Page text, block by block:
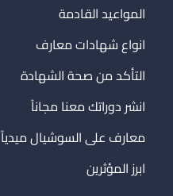
المواعيد القادمة
انواع شهادات معارف
التأكد من صحة الشهادة
انشر دوراتك معنا مجاناً
معارف على السوشيال ميدياً
ابرز المؤثرين